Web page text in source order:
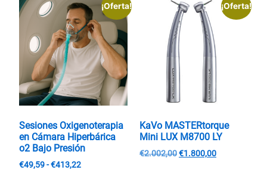
¡Oferta!
Sesiones Oxigenoterapia
en Cámara Hiperbárica
o2 Bajo Presión
€49,59 -€413,22
¡Oferta!
KaVo MASTERtorque
Mini LUX M8700 LY
€2.002,00€1.800,00